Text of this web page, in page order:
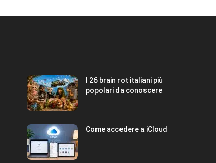
I 26 brain rot italiani più
popolari da conoscere
Come accedere a iCloud